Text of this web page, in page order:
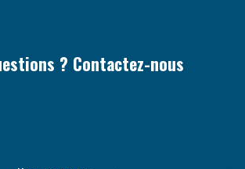
? Contactez-nous